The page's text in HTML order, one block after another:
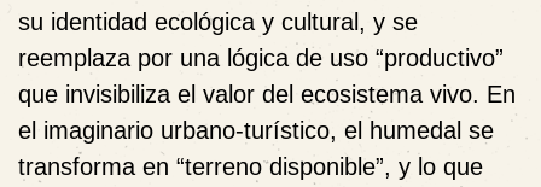
su identidad ecológica y cultural, y se
reemplaza por una lógica de uso “productivo”
que invisibiliza el valor del ecosistema vivo. En
el imaginario urbano-turístico, el humedal se
transforma en “terreno disponible”, y lo que